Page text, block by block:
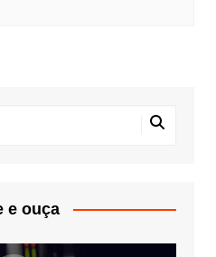
e ouça